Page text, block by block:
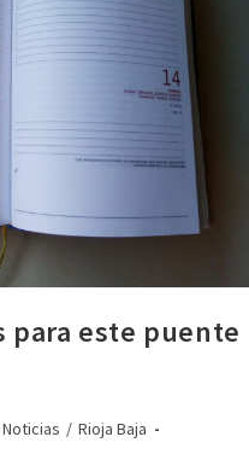
para este puente
Noticias / Rioja Baja